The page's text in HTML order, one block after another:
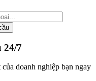
24/7
doanh nghiệp bạn ngay